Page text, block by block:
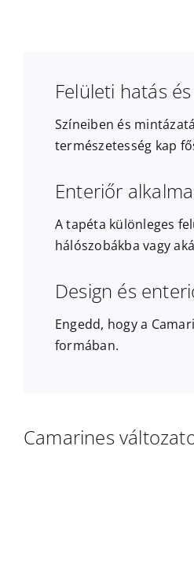
Felületi hatás
Színeiben és
természetesség kap
Enteriőr
A tapéta különleges
hálószobákba vagy
Design és
Engedd, hogy a
formában.
Camarines